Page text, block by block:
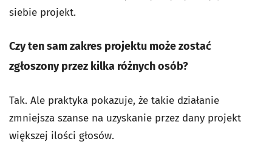
siebie projekt.
Czy ten sam zakres projektu może zostać
zgłoszony przez kilka różnych osób?
Tak. Ale praktyka pokazuje, że takie działanie
zmniejsza szanse na uzyskanie przez dany projekt
większej ilości głosów.